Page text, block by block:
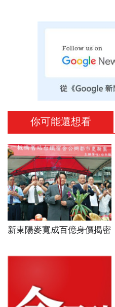
你可能還想看
新東陽麥寬成百億身價揭密